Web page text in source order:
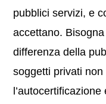
pubblici servizi, e
accettano.
differenza della
soggetti privati non